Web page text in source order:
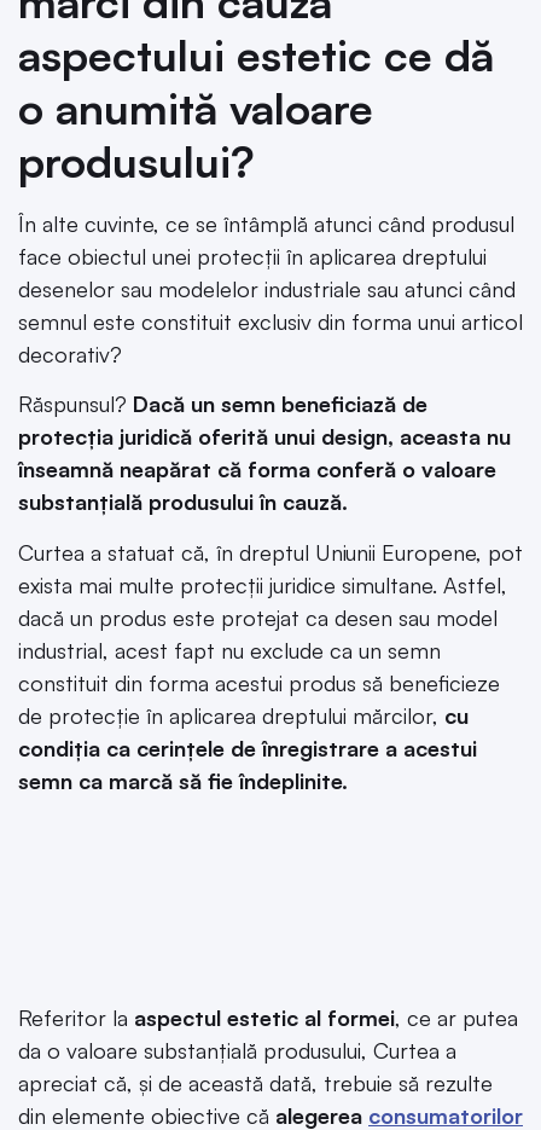
aspectului estetic ce dă
o anumită valoare
produsului?
În alte cuvinte, ce se întâmplă atunci când produsul
face obiectul unei protecții în aplicarea dreptului
desenelor sau modelelor industriale sau atunci când
semnul este constituit exclusiv din forma unui articol
decorativ?
Răspunsul? Dacă un semn beneficiază de
protecția juridică oferită unui design, aceasta nu
înseamnă neapărat că forma conferă o valoare
substanțială produsului în cauză.
Curtea a statuat că, în dreptul Uniunii Europene, pot
exista mai multe protecții juridice simultane. Astfel,
dacă un produs este protejat ca desen sau model
industrial, acest fapt nu exclude ca un semn
constituit din forma acestui produs să beneficieze
de protecție în aplicarea dreptului mărcilor, cu
condiția ca cerințele de înregistrare a acestui
semn ca marcă să fie îndeplinite.
Referitor la aspectul estetic al formei, ce ar putea
da o valoare substanțială produsului, Curtea a
apreciat că, și de această dată, trebuie să rezulte
din elemente obiective că alegerea consumatorilor